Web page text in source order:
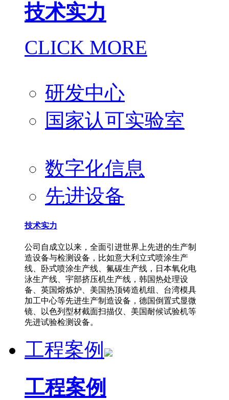
技术实力
CLICK MORE
研发中心
国家认可实验室
数字化信息
先进设备
技术实力
公司自成立以来，全面引进世界上先进的生产制
造设备与检测设备，比如意大利立式喷涂生产
线、卧式喷涂生产线、氟碳生产线，日本氧化电
泳生产线、宇部挤压机生产线，韩国热处理设
备、英国熔炼炉、美国热顶铸造机组、台湾模具
加工中心等先进生产制造设备，德国倒置式显微
镜、以色列型材截面扫描仪、美国耐候试验机等
先进试验检测设备。
工程案例
工程案例